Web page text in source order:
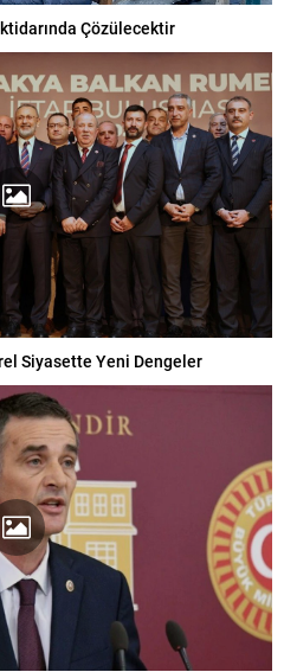
Çözülecektir
Siyasette Yeni Dengeler